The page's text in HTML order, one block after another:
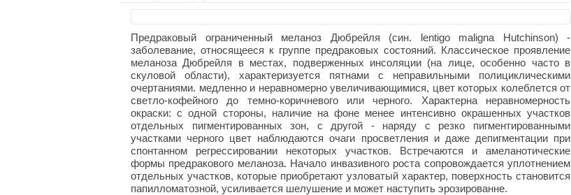
Предраковый ограниченный меланоз Дюбрейля (син. lentigo maligna Hutchinson) -
заболевание, относящееся к группе предраковых состояний. Классическое проявление
меланоза Дюбрейля в местах, подверженных инсоляции (на лице, особенно часто в
скуловой области), характеризуется пятнами с неправильными полициклическими
очертаниями. медленно и неравномерно увеличивающимися, цвет которых колеблется от
светло-кофейного до темно-коричневого или черного. Характерна неравномерность
окраски: с одной стороны, наличие на фоне менее интенсивно окрашенных участков
отдельных пигментированных зон, с другой - наряду с резко пигментированными
участками черного цвет наблюдаются очаги просветления и даже депигментации при
спонтанном регрессировании некоторых участков. Встречаются и амеланотические
формы предракового меланоза. Начало инвазивного роста сопровождается уплотнением
отдельных участков, которые приобретают узловатый характер, поверхность становится
папилломатозной, усиливается шелушение и может наступить эрозированне.